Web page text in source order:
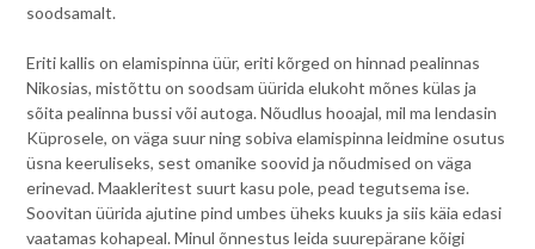
soodsamalt.
Eriti kallis on elamispinna üür, eriti kõrged on hinnad pealinnas
Nikosias, mistõttu on soodsam üürida elukoht mõnes külas ja
sõita pealinna bussi või autoga. Nõudlus hooajal, mil ma lendasin
Küprosele, on väga suur ning sobiva elamispinna leidmine osutus
üsna keeruliseks, sest omanike soovid ja nõudmised on väga
erinevad. Maakleritest suurt kasu pole, pead tegutsema ise.
Soovitan üürida ajutine pind umbes üheks kuuks ja siis käia edasi
vaatamas kohapeal. Minul õnnestus leida suurepärane kõigi